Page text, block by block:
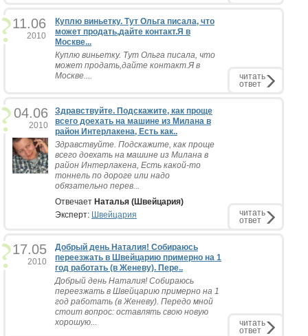
11.06
2010
Куплю виньетку. Тут Ольга писала, что
может продать,дайте контакт.Я в
Москве...
Куплю виньетку. Тут Ольга писала, что
может продать,дайте контакт.Я в
Москве....
читать
ответ
04.06
2010
Здравствуйте. Подскажите, как проще
всего доехать на машине из Милана в
район Интерлакена, Есть как..
Здравствуйте. Подскажите, как проще
всего доехать на машине из Милана в
район Интерлакена, Есть какой-то
тоннель по дороге или надо
обязательно перев...
Отвечает Наталья (Швейцария)
Эксперт: Швейцария читать
ответ
17.05
2010
Добрый день Наталия! Собираюсь
переезжать в Швейцарию примерно на 1
год работать (в Женеву). Пере..
Добрый день Наталия! Собираюсь
переезжать в Швейцарию примерно на 1
год работать (в Женеву). Передо мной
стоит вопрос: оставлять свою новую
хорошую...
читать
ответ